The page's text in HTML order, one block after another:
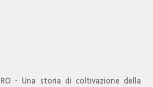
– Una storia di coltivazione della